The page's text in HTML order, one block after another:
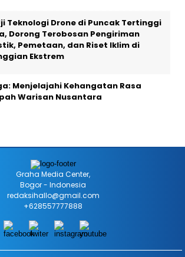
Teknologi Drone di Puncak Tertinggi
Dorong Terobosan Pengiriman
Pemetaan, dan Riset Iklim di
Ekstrem
Menjelajahi Kehangatan Rasa
Warisan Nusantara
Graha Media Center,
Bogor - Indonesia
redaksihallo@gmail.com
+628557777888